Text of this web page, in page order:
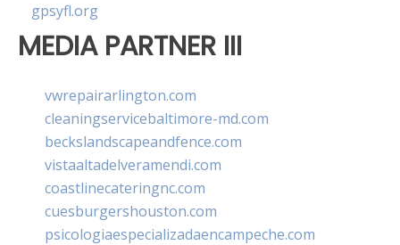
gpsyfl.org
MEDIA PARTNER III
vwrepairarlington.com
cleaningservicebaltimore-md.com
beckslandscapeandfence.com
vistaaltadelveramendi.com
coastlinecateringnc.com
cuesburgershouston.com
psicologiaespecializadaencampeche.com